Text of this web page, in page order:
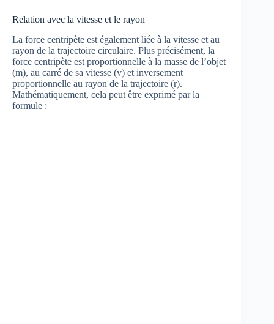
Relation avec la vitesse et le rayon
La force centripète est également liée à la vitesse et au
rayon de la trajectoire circulaire. Plus précisément, la
force centripète est proportionnelle à la masse de l’objet
(m), au carré de sa vitesse (v) et inversement
proportionnelle au rayon de la trajectoire (r).
Mathématiquement, cela peut être exprimé par la
formule :